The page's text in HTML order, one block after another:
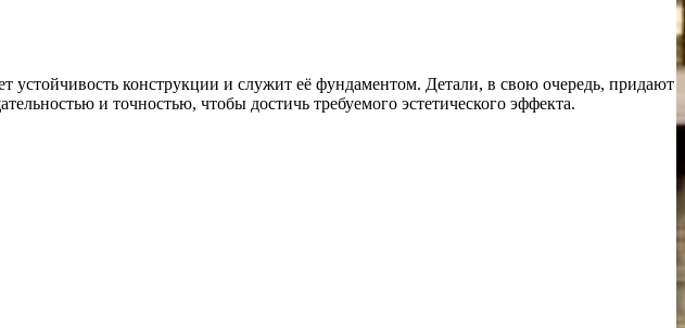
устойчивость конструкции и служит её фундаментом. Детали, в свою очередь, придают
и точностью, чтобы достичь требуемого эстетического эффекта.